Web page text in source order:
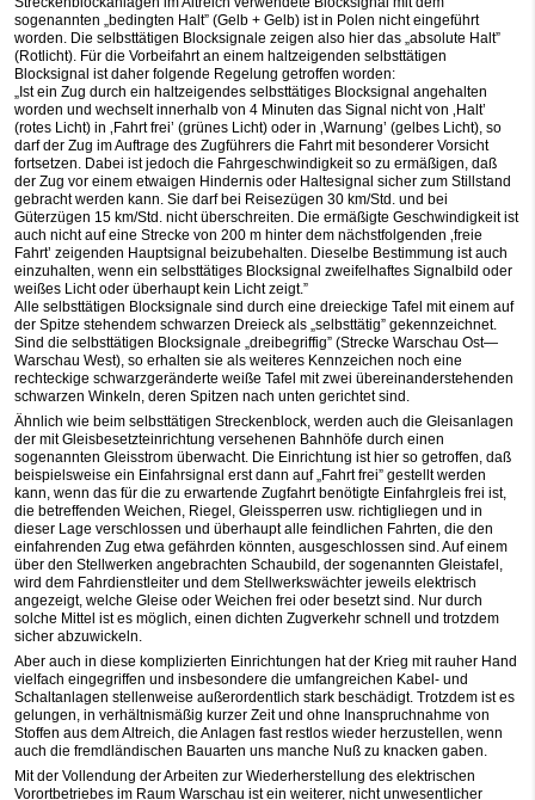
sogenannten „bedingten Halt” (Gelb + Gelb) ist in Polen nicht eingeführt
worden. Die selbsttätigen Blocksignale zeigen also hier das „absolute Halt”
(Rotlicht). Für die Vorbeifahrt an einem haltzeigenden selbsttätigen
Blocksignal ist daher folgende Regelung getroffen worden:
„Ist ein Zug durch ein haltzeigendes selbsttätiges Blocksignal angehalten
worden und wechselt innerhalb von 4 Minuten das Signal nicht von ‚Halt’
(rotes Licht) in ‚Fahrt frei’ (grünes Licht) oder in ‚Warnung’ (gelbes Licht), so
darf der Zug im Auftrage des Zugführers die Fahrt mit besonderer Vorsicht
fortsetzen. Dabei ist jedoch die Fahrgeschwindigkeit so zu ermäßigen, daß
der Zug vor einem etwaigen Hindernis oder Haltesignal sicher zum Stillstand
gebracht werden kann. Sie darf bei Reisezügen 30 km/Std. und bei
Güterzügen 15 km/Std. nicht überschreiten. Die ermäßigte Geschwindigkeit ist
auch nicht auf eine Strecke von 200 m hinter dem nächstfolgenden ‚freie
Fahrt’ zeigenden Hauptsignal beizubehalten. Dieselbe Bestimmung ist auch
einzuhalten, wenn ein selbsttätiges Blocksignal zweifelhaftes Signalbild oder
weißes Licht oder überhaupt kein Licht zeigt.”
Alle selbsttätigen Blocksignale sind durch eine dreieckige Tafel mit einem auf
der Spitze stehendem schwarzen Dreieck als „selbsttätig” gekennzeichnet.
Sind die selbsttätigen Blocksignale „dreibegriffig” (Strecke Warschau Ost—
Warschau West), so erhalten sie als weiteres Kennzeichen noch eine
rechteckige schwarzgeränderte weiße Tafel mit zwei übereinanderstehenden
schwarzen Winkeln, deren Spitzen nach unten gerichtet sind.
Ähnlich wie beim selbsttätigen Streckenblock, werden auch die Gleisanlagen
der mit Gleisbesetzteinrichtung versehenen Bahnhöfe durch einen
sogenannten Gleisstrom überwacht. Die Einrichtung ist hier so getroffen, daß
beispielsweise ein Einfahrsignal erst dann auf „Fahrt frei” gestellt werden
kann, wenn das für die zu erwartende Zugfahrt benötigte Einfahrgleis frei ist,
die betreffenden Weichen, Riegel, Gleissperren usw. richtigliegen und in
dieser Lage verschlossen und überhaupt alle feindlichen Fahrten, die den
einfahrenden Zug etwa gefährden könnten, ausgeschlossen sind. Auf einem
über den Stellwerken angebrachten Schaubild, der sogenannten Gleistafel,
wird dem Fahrdienstleiter und dem Stellwerkswächter jeweils elektrisch
angezeigt, welche Gleise oder Weichen frei oder besetzt sind. Nur durch
solche Mittel ist es möglich, einen dichten Zugverkehr schnell und trotzdem
sicher abzuwickeln.
Aber auch in diese komplizierten Einrichtungen hat der Krieg mit rauher Hand
vielfach eingegriffen und insbesondere die umfangreichen Kabel- und
Schaltanlagen stellenweise außerordentlich stark beschädigt. Trotzdem ist es
gelungen, in verhältnismäßig kurzer Zeit und ohne Inanspruchnahme von
Stoffen aus dem Altreich, die Anlagen fast restlos wieder herzustellen, wenn
auch die fremdländischen Bauarten uns manche Nuß zu knacken gaben.
Mit der Vollendung der Arbeiten zur Wiederherstellung des elektrischen
Vorortbetriebes im Raum Warschau ist ein weiterer, nicht unwesentlicher